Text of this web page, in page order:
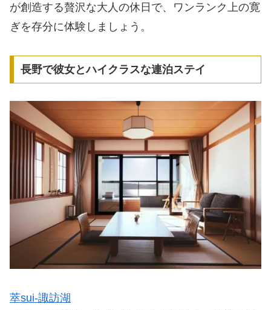
が創造する贅沢な大人の休日で、ワンランク上の寛
ぎを存分に体験しましょう。
長野で彼女とハイクラスな連泊ステイ
萃sui-諏訪湖